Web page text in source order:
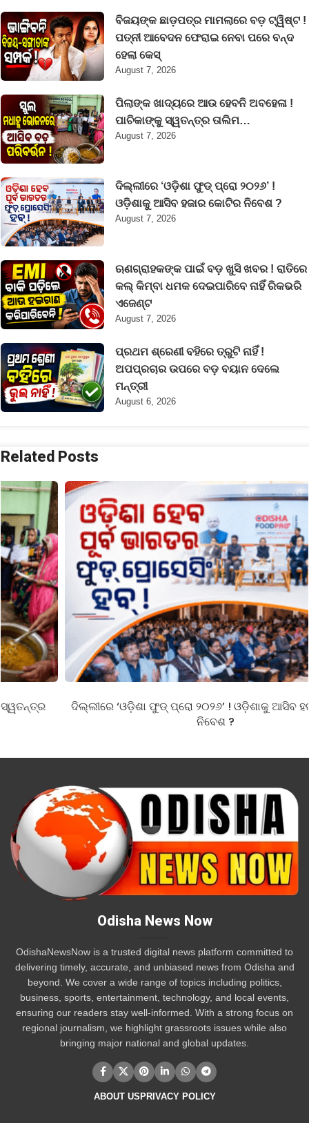
ବିଜୟଙ୍କ ଛାଡ଼ପତ୍ର ମାମଲାରେ ବଡ଼ ଟ୍ୱିଷ୍ଟ !
ପତ୍ନୀ ଆବେଦନ ଫେରାଇ ନେବା ପରେ ବନ୍ଦ
ହେଲା କେସ୍
August 7, 2026
ପିଲାଙ୍କ ଖାଦ୍ୟରେ ଆଉ ହେବନି ଅବହେଳା !
ପାଚିକାଙ୍କୁ ସ୍ୱତନ୍ତ୍ର ତାଲିମ…
August 7, 2026
ଦିଲ୍ଲୀରେ ‘ଓଡ଼ିଶା ଫୁଡ୍ ପ୍ରୋ ୨୦୨୬’ !
ଓଡ଼ିଶାକୁ ଆସିବ ହଜାର କୋଟିର ନିବେଶ ?
August 7, 2026
ଋଣଗ୍ରାହକଙ୍କ ପାଇଁ ବଡ଼ ଖୁସି ଖବର ! ରାତିରେ
କଲ୍ କିମ୍ବା ଧମକ ଦେଇପାରିବେ ନାହିଁ ରିକଭରି
ଏଜେଣ୍ଟ
August 7, 2026
ପ୍ରଥମ ଶ୍ରେଣୀ ବହିରେ ତ୍ରୁଟି ନାହିଁ !
ଅପପ୍ରଚାର ଉପରେ ବଡ଼ ବୟାନ ଦେଲେ
ମନ୍ତ୍ରୀ
August 6, 2026
Related Posts
ଦିଲ୍ଲୀରେ ‘ଓଡ଼ିଶା ଫୁଡ୍ ପ୍ରୋ ୨୦୨୬’ ! ଓଡ଼ିଶାକୁ ଆସିବ ହଜାର କୋଟିର
Odisha News Now
OdishaNewsNow is a trusted digital news platform committed to
delivering timely, accurate, and unbiased news from Odisha and
beyond. We cover a wide range of topics including politics,
business, sports, entertainment, technology, and local events,
ensuring our readers stay well-informed. With a strong focus on
regional journalism, we highlight grassroots issues while also
bringing major national and global updates.
ABOUT USPRIVACY POLICY